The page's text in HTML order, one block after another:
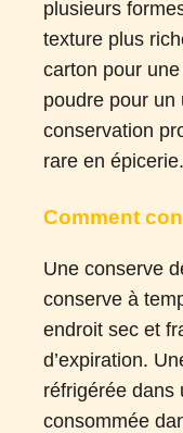
plusieurs
texture plus
carton pour
poudre pour un
conservation
rare en épicerie.
Comment
Une conserve
conserve à
endroit sec et
d’expiration.
réfrigérée dans
consommée